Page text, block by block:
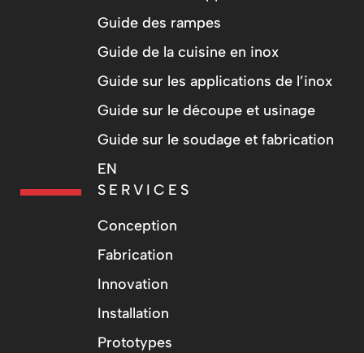
Guide des rampes
Guide de la cuisine en inox
Guide sur les applications de l’inox
Guide sur le découpe et usinage
Guide sur le soudage et fabrication
EN
SERVICES
Conception
Fabrication
Innovation
Installation
Prototypes